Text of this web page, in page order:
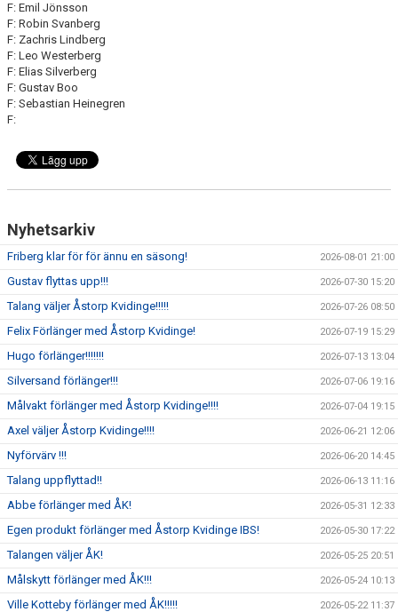
F: Emil Jönsson
F: Robin Svanberg
F: Zachris Lindberg
F: Leo Westerberg
F: Elias Silverberg
F: Gustav Boo
F: Sebastian Heinegren
F:
Nyhetsarkiv
Friberg klar för för ännu en säsong! 2026-08-01 21:00
Gustav flyttas upp!!! 2026-07-30 15:20
Talang väljer Åstorp Kvidinge!!!!! 2026-07-26 08:50
Felix Förlänger med Åstorp Kvidinge! 2026-07-19 15:29
Hugo förlänger!!!!!!! 2026-07-13 13:04
Silversand förlänger!!! 2026-07-06 19:16
Målvakt förlänger med Åstorp Kvidinge!!!! 2026-07-04 19:15
Axel väljer Åstorp Kvidinge!!!! 2026-06-21 12:06
Nyförvärv !!! 2026-06-20 14:45
Talang uppflyttad!! 2026-06-13 11:16
Abbe förlänger med ÅK! 2026-05-31 12:33
Egen produkt förlänger med Åstorp Kvidinge IBS! 2026-05-30 17:22
Talangen väljer ÅK! 2026-05-25 20:51
Målskytt förlänger med ÅK!!! 2026-05-24 10:13
Ville Kotteby förlänger med ÅK!!!!! 2026-05-22 11:37